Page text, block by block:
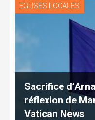
EGLISES LOCALES
Sacrifice
réflexion de
Vatican News